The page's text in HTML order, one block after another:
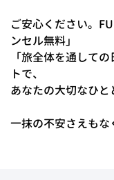
ご安心ください。
ンセル無料」
「旅全体を通して
トで、
あなたの大切なひと
一抹の不安さえもな